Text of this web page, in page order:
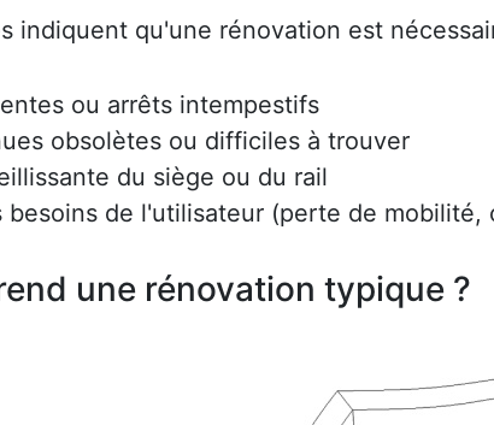
indiquent qu'une rénovation est
ou arrêts intempestifs
obsolètes ou difficiles à trouver
du siège ou du rail
besoins de l'utilisateur (perte de mobilité,
une rénovation typique ?